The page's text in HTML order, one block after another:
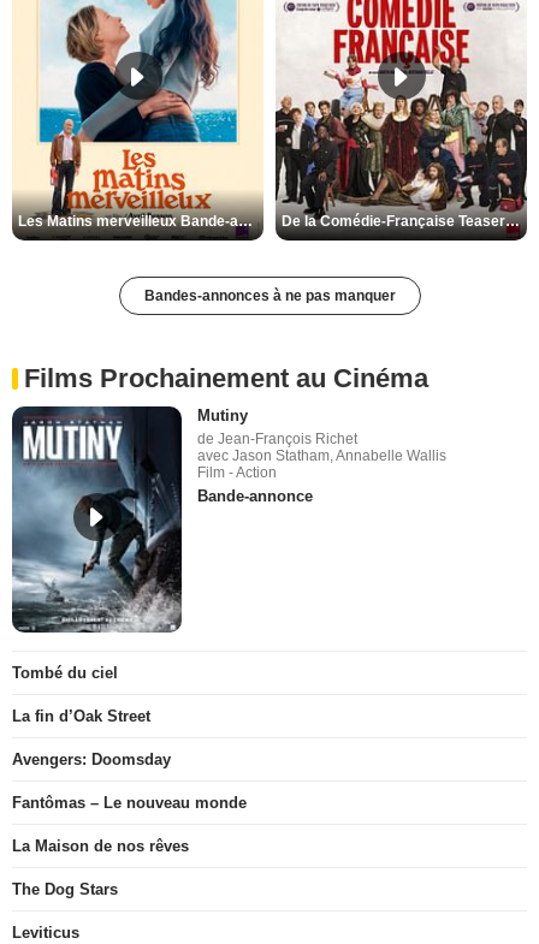
Les Matins merveilleux Bande-annonce VF De la Comédie-Française Teaser VF
Bandes-annonces à ne pas manquer
Films Prochainement au Cinéma
Mutiny
de Jean-François Richet
avec Jason Statham, Annabelle Wallis
Film - Action
Bande-annonce
Tombé du ciel
La fin d’Oak Street
Avengers: Doomsday
Fantômas – Le nouveau monde
La Maison de nos rêves
The Dog Stars
Leviticus